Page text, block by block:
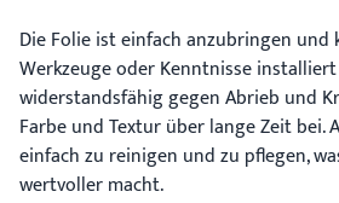
Die Folie ist einfach anzubringen und
Werkzeuge oder Kenntnisse
widerstandsfähig gegen Abrieb und
Farbe und Textur über lange Zeit bei.
einfach zu reinigen und zu pflegen,
wertvoller macht.